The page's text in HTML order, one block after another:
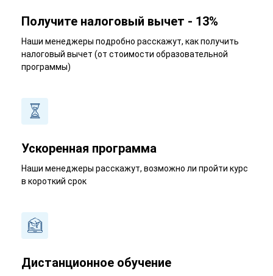
Получите налоговый вычет - 13%
Наши менеджеры подробно расскажут, как получить
налоговый вычет (от стоимости образовательной
программы)
Ускоренная программа
Наши менеджеры расскажут, возможно ли пройти курс
в короткий срок
Дистанционное обучение